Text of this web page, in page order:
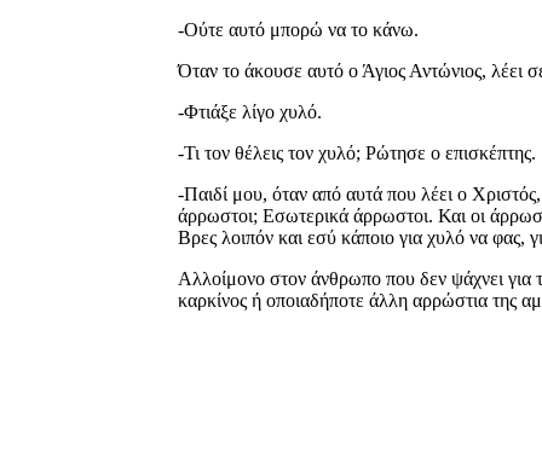
-Ούτε αυτό μπορώ να το κάνω.
Όταν το άκουσε αυτό ο Άγιος Αντώνιος, λέει
-Φτιάξε λίγο χυλό.
-Τι τον θέλεις τον χυλό; Ρώτησε ο επισκέπτης.
-Παιδί μου, όταν από αυτά που λέει ο
άρρωστοι; Εσωτερικά άρρωστοι. Και οι
Βρες λοιπόν και εσύ κάποιο για χυλό να φας,
Αλλοίμονο στον άνθρωπο που δεν ψάχνει για
καρκίνος ή οποιαδήποτε άλλη αρρώστια της